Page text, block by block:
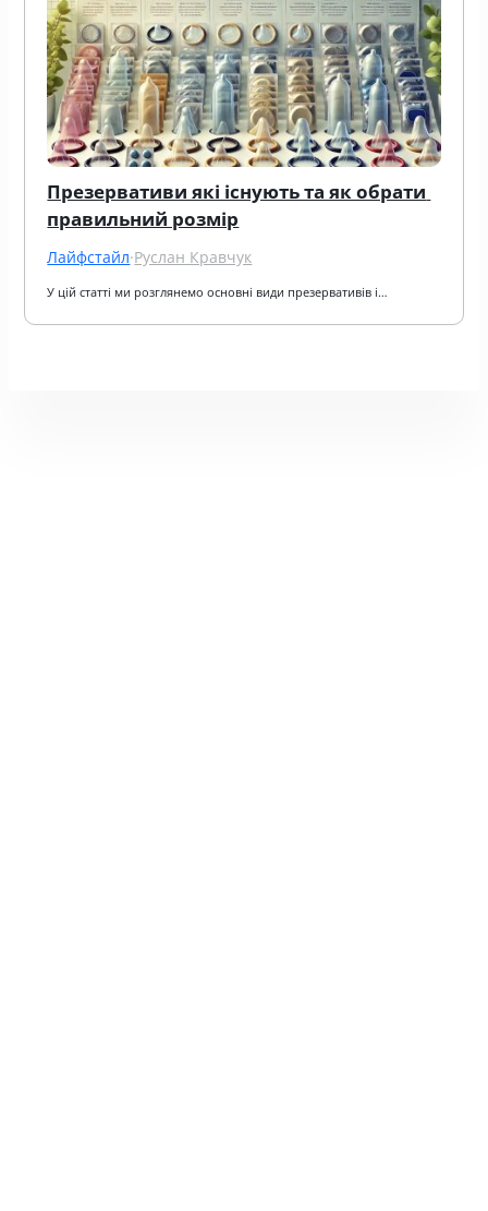
Презервативи які існують та як обрати
правильний розмір
Лайфстайл·Руслан Кравчук
У цій статті ми розглянемо основні види презервативів і…